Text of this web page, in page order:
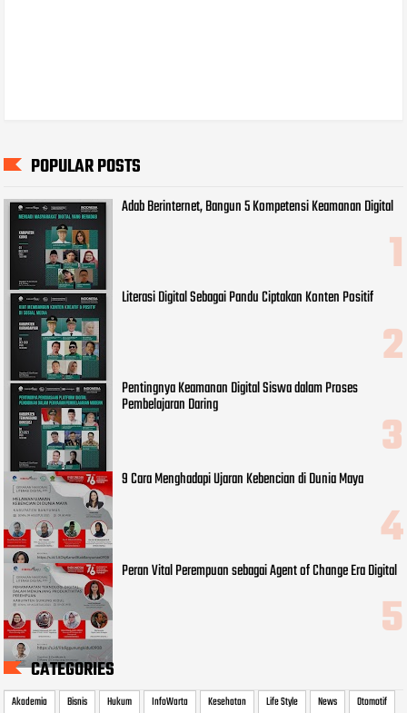
POPULAR POSTS
Adab Berinternet, Bangun 5 Kompetensi Keamanan Digital
Literasi Digital Sebagai Pandu Ciptakan Konten Positif
Pentingnya Keamanan Digital Siswa dalam Proses
Pembelajaran Daring
9 Cara Menghadapi Ujaran Kebencian di Dunia Maya
Peran Vital Perempuan sebagai Agent of Change Era Digital
CATEGORIES
Akademia Bisnis Hukum InfoWarta Kesehatan Life Style News
Otomotif